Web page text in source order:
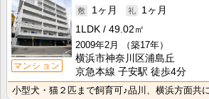
マンション
1ヶ月
1ヶ月
1LDK
49.02㎡
2009年2月
（築17年）
横浜市神奈川区浦島丘
京急本線 子安駅 徒歩4分